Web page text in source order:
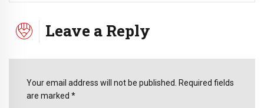
Leave a Reply
Your email address will not be published. Required fields
are marked *